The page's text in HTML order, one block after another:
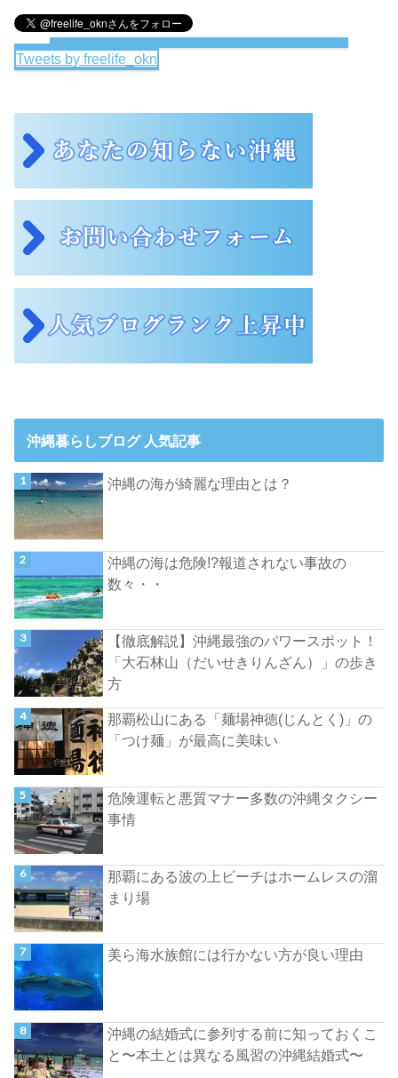
Tweets by freelife_okn
沖縄暮らしブログ 人気記事
沖縄の海が綺麗な理由とは？
沖縄の海は危険!?報道されない事故の
数々・・
【徹底解説】沖縄最強のパワースポット！
「大石林山（だいせきりんざん）」の歩き
方
那覇松山にある「麺場神徳(じんとく)」の
「つけ麺」が最高に美味い
危険運転と悪質マナー多数の沖縄タクシー
事情
那覇にある波の上ビーチはホームレスの溜
まり場
美ら海水族館には行かない方が良い理由
沖縄の結婚式に参列する前に知っておくこ
と〜本土とは異なる風習の沖縄結婚式〜